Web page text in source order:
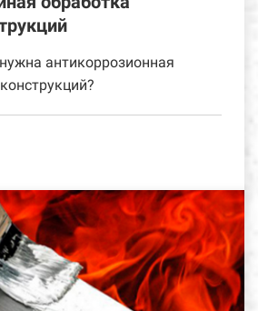
антикоррозионная